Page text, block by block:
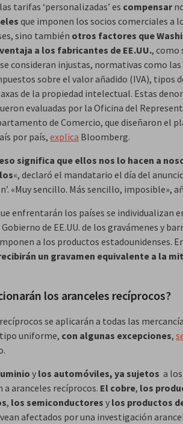
tarifas ‘personalizadas’ es compensar
que imponen los socios comerciales a
sino también otros factores que
a los fabricantes de EE.UU., como
consideran injustas, normativas como
sobre el valor añadido (IVA), tipos
de la propiedad intelectual. Estas
evaluadas por la Oficina del
de Comercio, que diseñaron el
por país, explica Bloomberg.
eso significa que ellos nos lo hacen a
«, declaró el mandatario el día del
«Muy sencillo. Más sencillo, imposible»,
enfrentarán los países se individualizan
de EE.UU. de los gravámenes y
a los productos estadounidenses.
un gravamen equivalente a la
los aranceles recíprocos?
se aplicarán a todas las
uniforme, con algunas excepciones,
y los automóviles, ya sujetos a
aranceles recíprocos. El cobre, los
, los semiconductores y los productos
afectados por una investigación